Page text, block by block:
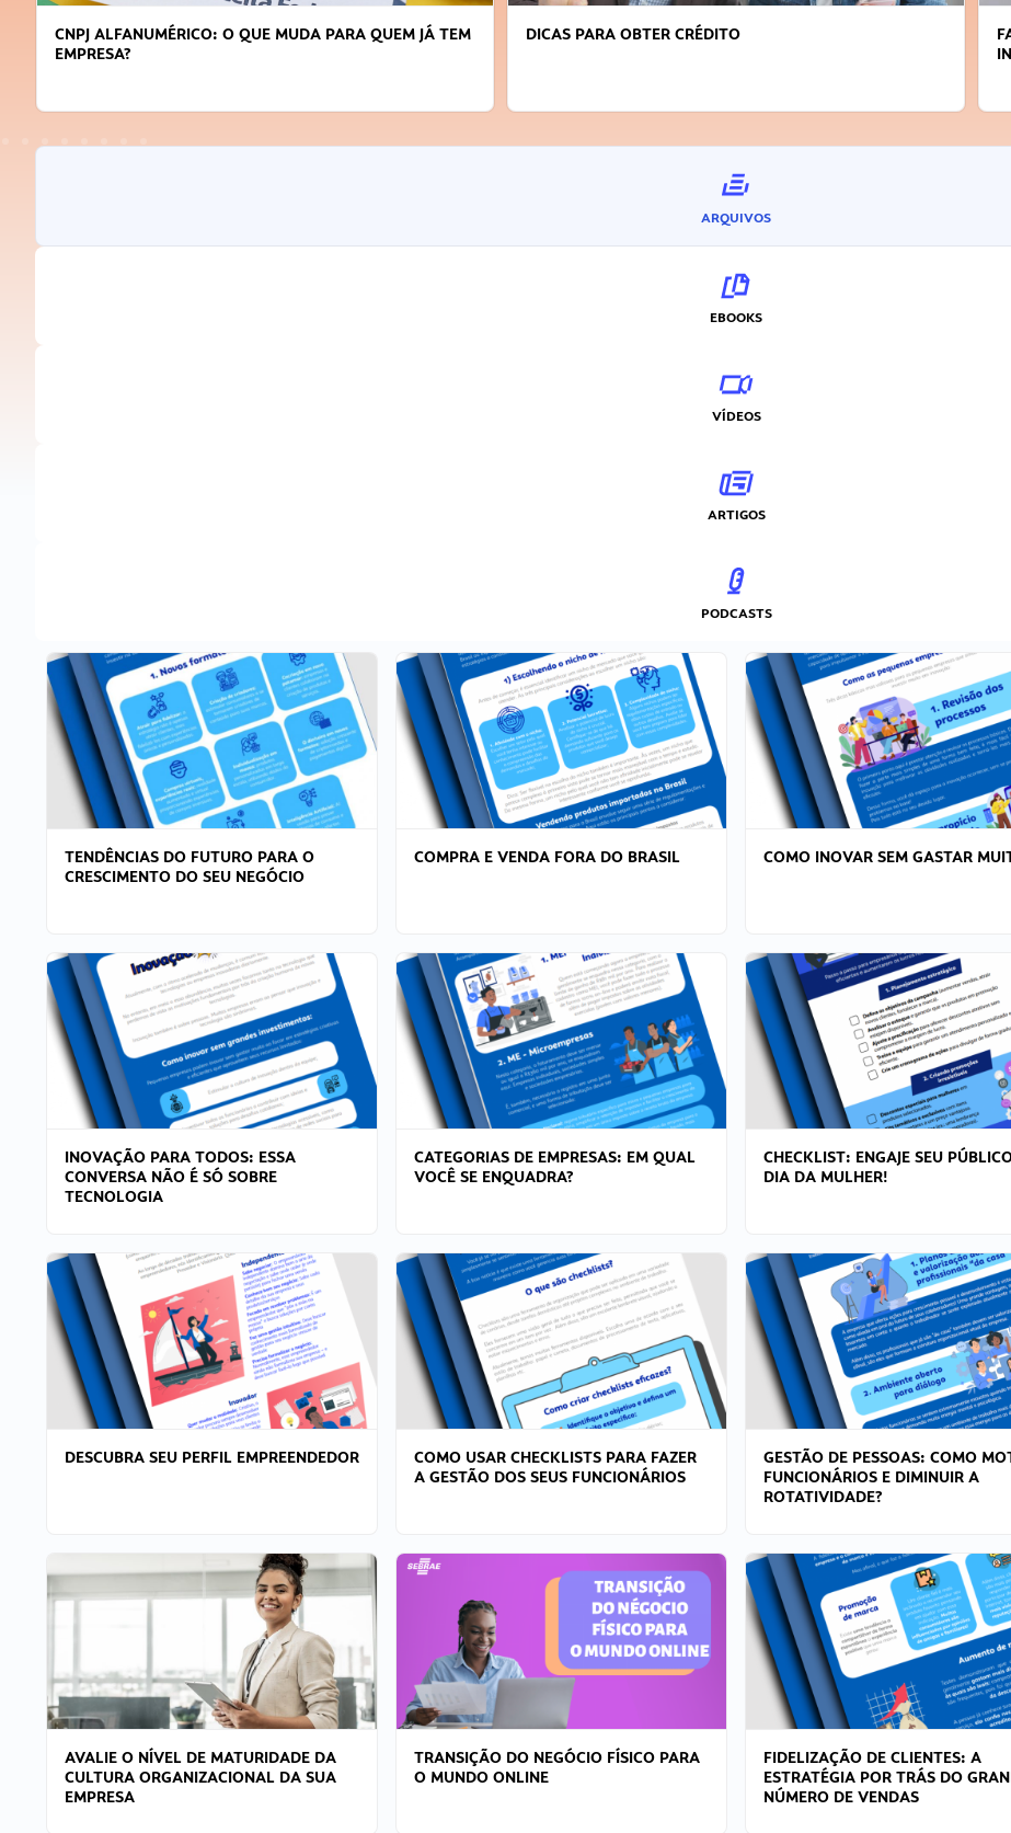
CNPJ ALFANUMÉRICO: O QUE MUDA PARA QUEM JÁ TEM
EMPRESA?
DICAS PARA OBTER CRÉDITO
ARQUIVOS
EBOOKS
VÍDEOS
ARTIGOS
PODCASTS
TENDÊNCIAS DO FUTURO PARA O
CRESCIMENTO DO SEU NEGÓCIO
COMPRA E VENDA FORA DO BRASIL COMO INOVAR SEM GASTAR
INOVAÇÃO PARA TODOS: ESSA
CONVERSA NÃO É SÓ SOBRE
TECNOLOGIA
CATEGORIAS DE EMPRESAS: EM QUAL
VOCÊ SE ENQUADRA?
CHECKLIST: ENGAJE SEU
DIA DA MULHER!
DESCUBRA SEU PERFIL EMPREENDEDOR
COMO USAR CHECKLISTS PARA FAZER
A GESTÃO DOS SEUS FUNCIONÁRIOS
GESTÃO DE PESSOAS: COMO
FUNCIONÁRIOS E DIMINUIR A
ROTATIVIDADE?
AVALIE O NÍVEL DE MATURIDADE DA
CULTURA ORGANIZACIONAL DA SUA
EMPRESA
TRANSIÇÃO DO NEGÓCIO FÍSICO PARA
O MUNDO ONLINE
FIDELIZAÇÃO DE CLIENTES: A
ESTRATÉGIA POR TRÁS DO
NÚMERO DE VENDAS